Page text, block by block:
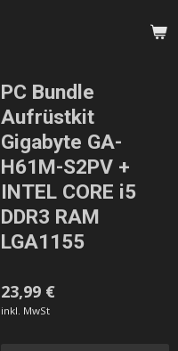
PC Bundle
Aufrüstkit
Gigabyte GA-
H61M-S2PV +
INTEL CORE i5
DDR3 RAM
LGA1155
23,99 €
inkl. MwSt